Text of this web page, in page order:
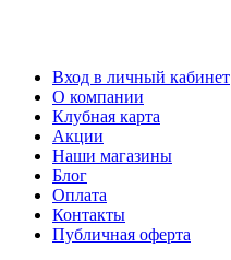
Вход в личный кабинет
О компании
Клубная карта
Акции
Наши магазины
Блог
Оплата
Контакты
Публичная оферта